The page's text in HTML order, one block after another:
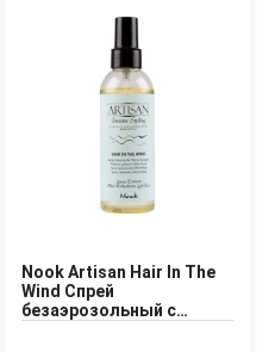
Nook Artisan Hair In The
Wind Спрей
безаэрозольный с